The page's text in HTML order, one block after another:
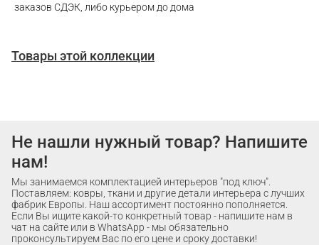
заказов СДЭК, либо курьером до дома
Товары этой коллекции
Не нашли нужный товар? Напишите
нам!
Мы занимаемся комплектацией интерьеров "под ключ".
Поставляем: ковры, ткани и другие детали интерьера с лучших
фабрик Европы. Наш ассортимент постоянно пополняется.
Если Вы ищите какой-то конкретный товар - напишите нам в
чат на сайте или в WhatsApp - мы обязательно
проконсультируем Вас по его цене и сроку доставки!